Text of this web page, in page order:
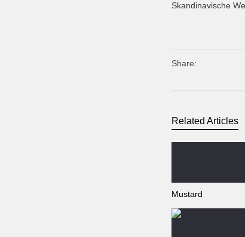
Skandinavische
Share:
Related Articles
Mustard